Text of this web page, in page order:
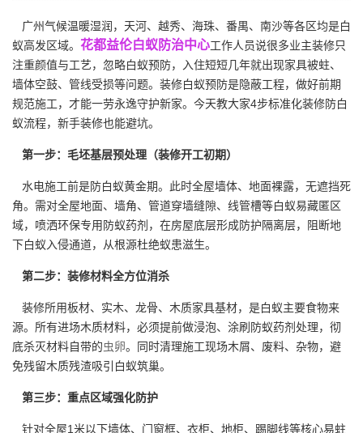
广州气候温暖湿润，天河、越秀、海珠、番禺、南沙等各区均是白
蚁高发区域。 花都益伦白蚁防治中心工作人员说很多业主装修只
注重颜值与工艺，忽略白蚁预防，入住短短几年就出现家具被蛀、
墙体空鼓、管线受损等问题。装修白蚁预防是隐蔽工程，做好前期
规范施工，才能一劳永逸守护新家。今天教大家4步标准化装修防白
蚁流程，新手装修也能避坑。
第一步：毛坯基层预处理（装修开工初期）
水电施工前是防白蚁黄金期。此时全屋墙体、地面裸露，无遮挡死
角。需对全屋地面、墙角、管道穿墙缝隙、线管槽等白蚁易藏匿区
域，喷洒环保专用防蚁药剂，在房屋底层形成防护隔离层，阻断地
下白蚁入侵通道，从根源杜绝蚁患滋生。
第二步：装修材料全方位消杀
装修所用板材、实木、龙骨、木质家具基材，是白蚁主要食物来
源。所有进场木质材料，必须提前做浸泡、涂刷防蚁药剂处理，彻
底杀灭材料自带的虫卵。同时清理施工现场木屑、废料、杂物，避
免残留木质残渣吸引白蚁筑巢。
第三步：重点区域强化防护
针对全屋1米以下墙体、门窗框、衣柜、地柜、踢脚线等核心易蛀